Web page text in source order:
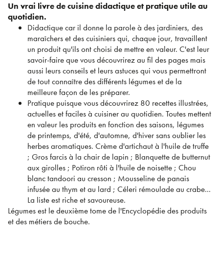
Un vrai livre de cuisine didactique et pratique utile au
quotidien.
Didactique car il donne la parole à des jardiniers, des
maraîchers et des cuisiniers qui, chaque jour, travaillent
un produit qu'ils ont choisi de mettre en valeur. C'est leur
savoir-faire que vous découvrirez au fil des pages mais
aussi leurs conseils et leurs astuces qui vous permettront
de tout connaître des différents légumes et de la
meilleure façon de les préparer.
Pratique puisque vous découvrirez 80 recettes illustrées,
actuelles et faciles à cuisiner au quotidien. Toutes mettent
en valeur les produits en fonction des saisons, légumes
de printemps, d'été, d'automne, d'hiver sans oublier les
herbes aromatiques. Crème d'artichaut à l'huile de truffe
; Gros farcis à la chair de lapin ; Blanquette de butternut
aux girolles ; Potiron rôti à l'huile de noisette ; Chou
blanc tandoori au cresson ; Mousseline de panais
infusée au thym et au lard ; Céleri rémoulade au crabe...
La liste est riche et savoureuse.
Légumes est le deuxième tome de l'Encyclopédie des produits
et des métiers de bouche.